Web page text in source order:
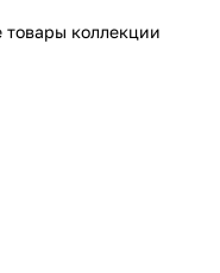
товары коллекции